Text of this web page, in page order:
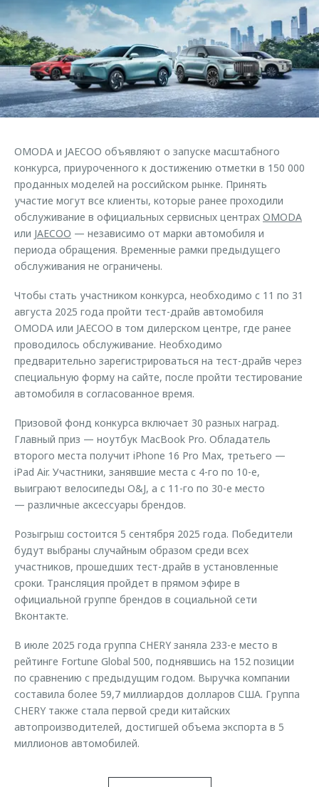
Страхование
Кредитный калькулятор
Аксессуары
Одежда и сувениры
Оригинальные аксессуары
Трейд-ин
Калькулятор трейд-ин
Руководства по эксплуатации
Клиентская поддержка
O&J Автоклуб
Клуб владельцев OMODA
Приложение O&J
Одежда и сувениры
Оригинальные аксессуары
Запчасти
Обратная связь
OMODA и JAECOO объявляют о запуске масштабного
конкурса, приуроченного к достижению отметки в 150 000
проданных моделей на российском рынке. Принять
участие могут все клиенты, которые ранее проходили
обслуживание в официальных сервисных центрах OMODA
или JAECOO — независимо от марки автомобиля и
периода обращения. Временные рамки предыдущего
обслуживания не ограничены.
Чтобы стать участником конкурса, необходимо с 11 по 31
августа 2025 года пройти тест-драйв автомобиля
OMODA или JAECOO в том дилерском центре, где ранее
проводилось обслуживание. Необходимо
предварительно зарегистрироваться на тест-драйв через
специальную форму на сайте, после пройти тестирование
автомобиля в согласованное время.
Призовой фонд конкурса включает 30 разных наград.
Главный приз — ноутбук MacBook Pro. Обладатель
второго места получит iPhone 16 Pro Max, третьего —
iPad Air. Участники, занявшие места с 4-го по 10-е,
выиграют велосипеды O&J, а с 11-го по 30-е место
— различные аксессуары брендов.
Розыгрыш состоится 5 сентября 2025 года. Победители
будут выбраны случайным образом среди всех
участников, прошедших тест-драйв в установленные
сроки. Трансляция пройдет в прямом эфире в
официальной группе брендов в социальной сети
Вконтакте.
В июле 2025 года группа CHERY заняла 233-е место в
рейтинге Fortune Global 500, поднявшись на 152 позиции
по сравнению с предыдущим годом. Выручка компании
составила более 59,7 миллиардов долларов США. Группа
CHERY также стала первой среди китайских
автопроизводителей, достигшей объема экспорта в 5
миллионов автомобилей.